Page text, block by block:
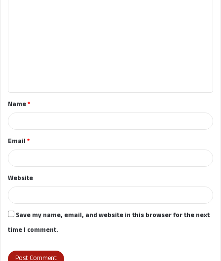
t
*Name*
Email*
Website
Save my name, email, and website in this browser for the next
time I comment.